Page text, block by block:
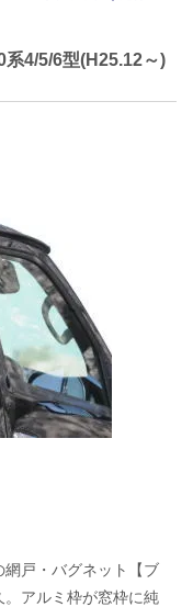
4/5/6型(H25.12～)
戸・バグネット【ブ
アルミ枠が窓枠に純